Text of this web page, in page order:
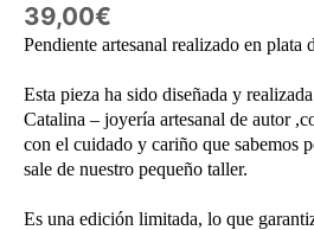
39,00€
Pendiente artesanal realizado en plata
Esta pieza ha sido diseñada y
Catalina – joyería artesanal de autor
con el cuidado y cariño que sabemos
sale de nuestro pequeño taller.
Es una edición limitada, lo que